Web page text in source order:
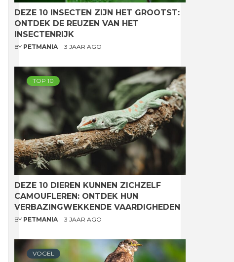
DEZE 10 INSECTEN ZIJN HET GROOTST:
ONTDEK DE REUZEN VAN HET
INSECTENRIJK
BY PETMANIA 3 JAAR AGO
TOP 10
DEZE 10 DIEREN KUNNEN ZICHZELF
CAMOUFLEREN: ONTDEK HUN
VERBAZINGWEKKENDE VAARDIGHEDEN
BY PETMANIA 3 JAAR AGO
VOGEL